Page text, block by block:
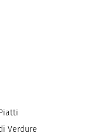
Verdure